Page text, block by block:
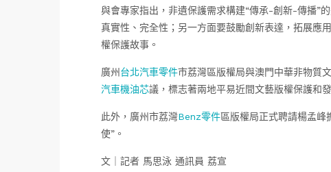
與會專家指出，非遺保護需求構建“傳承-創新-傳播”
真實性、完全性；另一方面要鼓勵創新表達，拓展應
權保護故事。
廣州 台北汽車零件市荔灣區版權局與澳門中華非物質
汽車機油芯議，標志著兩地平易近間文藝版權保護和
此外，廣州市荔灣Benz零件區版權局正式聘請楊孟峰
使”。
文｜記者 馬思泳 通訊員 荔宣